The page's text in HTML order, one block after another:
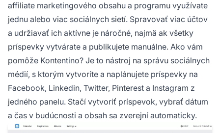
affiliate marketingového obsahu a programu využívate
jednu alebo viac sociálnych sietí. Spravovať viac účtov
a udržiavať ich aktívne je náročné, najmä ak všetky
príspevky vytvárate a publikujete manuálne. Ako vám
pomôže Kontentino? Je to nástroj na správu sociálnych
médií, s ktorým vytvoríte a naplánujete príspevky na
Facebook, Linkedin, Twitter, Pinterest a Instagram z
jedného panelu. Stačí vytvoriť príspevok, vybrať dátum
a čas v budúcnosti a obsah sa zverejní automaticky.